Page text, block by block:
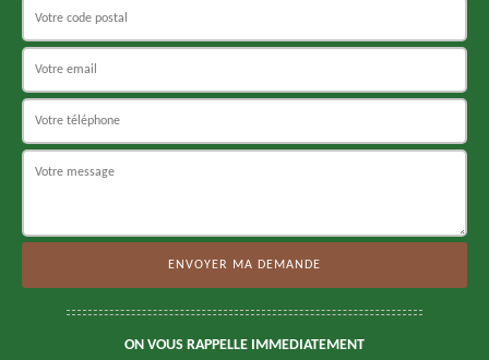
ON VOUS RAPPELLE IMMEDIATEMENT